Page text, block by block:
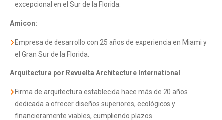
excepcional en el Sur de la Florida.
Amicon:
Empresa de desarrollo con 25 años de experiencia en Miami y
el Gran Sur de la Florida.
Arquitectura por Revuelta Architecture International
Firma de arquitectura establecida hace más de 20 años
dedicada a ofrecer diseños superiores, ecológicos y
financieramente viables, cumpliendo plazos.